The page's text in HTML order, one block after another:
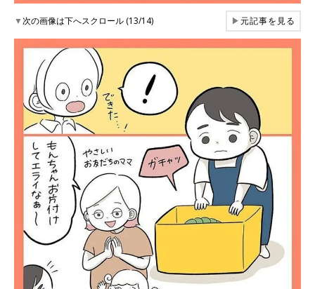
▼次の画像は下へスクロール (13/14) ▶元記事を見る